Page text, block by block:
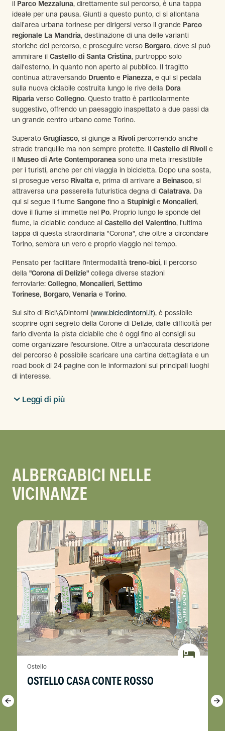
il Parco Mezzaluna, direttamente sul percorso, è una tappa
ideale per una pausa. Giunti a questo punto, ci si allontana
dall'area urbana torinese per dirigersi verso il grande Parco
regionale La Mandria, destinazione di una delle varianti
storiche del percorso, e proseguire verso Borgaro, dove si può
ammirare il Castello di Santa Cristina, purtroppo solo
dall'esterno, in quanto non aperto al pubblico. Il tragitto
continua attraversando Druento e Pianezza, e qui si pedala
sulla nuova ciclabile costruita lungo le rive della Dora
Riparia verso Collegno. Questo tratto è particolarmente
suggestivo, offrendo un paesaggio inaspettato a due passi da
un grande centro urbano come Torino.
Superato Grugliasco, si giunge a Rivoli percorrendo anche
strade tranquille ma non sempre protette. Il Castello di Rivoli e
il Museo di Arte Contemporanea sono una meta irresistibile
per i turisti, anche per chi viaggia in bicicletta. Dopo una sosta,
si prosegue verso Rivalta e, prima di arrivare a Beinasco, si
attraversa una passerella futuristica degna di Calatrava. Da
qui si segue il fiume Sangone fino a Stupinigi e Moncalieri,
dove il fiume si immette nel Po. Proprio lungo le sponde del
fiume, la ciclabile conduce al Castello del Valentino, l'ultima
tappa di questa straordinaria "Corona", che oltre a circondare
Torino, sembra un vero e proprio viaggio nel tempo.
Pensato per facilitare l’intermodalità treno-bici, il percorso
della "Corona di Delizie" collega diverse stazioni
ferroviarie: Collegno, Moncalieri, Settimo
Torinese, Borgaro, Venaria e Torino.
Sul sito di Bici\&Dintorni (www.biciedintorni.it), è possibile
scoprire ogni segreto della Corone di Delizie, dalle difficoltà per
farlo diventa la pista ciclabile che è oggi fino ai consigli su
come organizzare l’escursione. Oltre a un’accurata descrizione
del percorso è possibile scaricare una cartina dettagliata e un
road book di 24 pagine con le informazioni sui principali luoghi
di interesse.
Leggi di più
ALBERGABICI NELLE
VICINANZE
Ostello
OSTELLO CASA CONTE ROSSO